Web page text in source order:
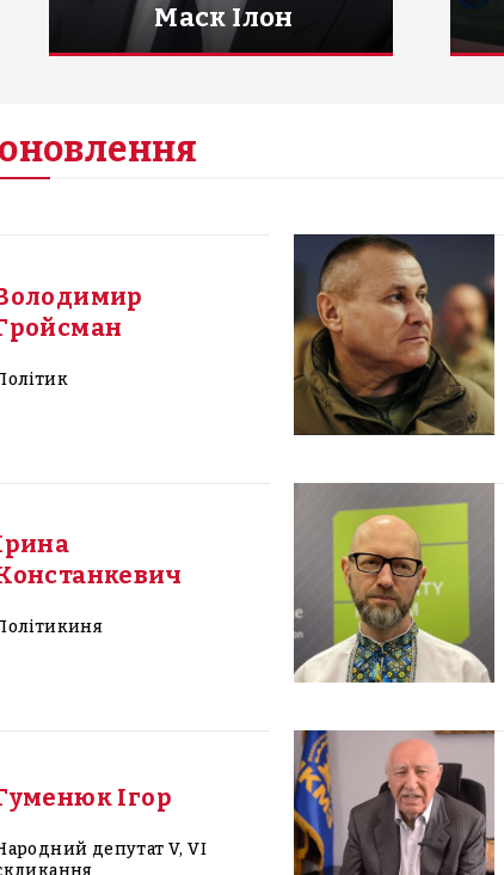
Маск Ілон
Ігор
депутат V, VI